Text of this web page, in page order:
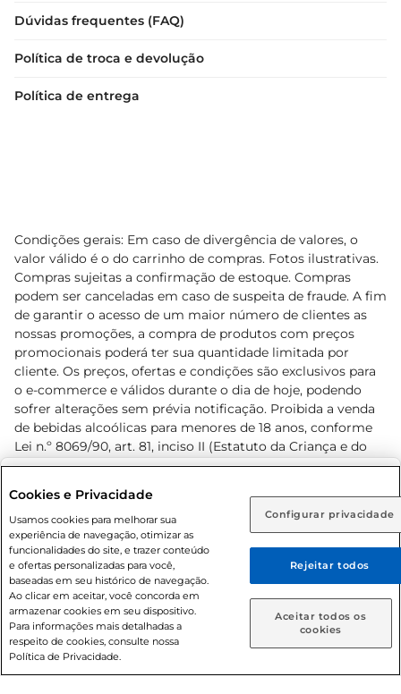
Rio de Janeiro (RJ) Goiás (GO)
Ou
Caso queira comprar online, informe como deseja receber
suas compras:
Entrega em casa Retire em Loja
Dúvidas frequentes (FAQ)
Política de troca e devolução
Política de entrega
Condições gerais: Em caso de divergência de valores, o
valor válido é o do carrinho de compras. Fotos ilustrativas.
Compras sujeitas a confirmação de estoque. Compras
podem ser canceladas em caso de suspeita de fraude. A fim
de garantir o acesso de um maior número de clientes as
nossas promoções, a compra de produtos com preços
promocionais poderá ter sua quantidade limitada por
cliente. Os preços, ofertas e condições são exclusivos para
o e-commerce e válidos durante o dia de hoje, podendo
sofrer alterações sem prévia notificação. Proibida a venda
de bebidas alcoólicas para menores de 18 anos, conforme
Lei n.º 8069/90, art. 81, inciso II (Estatuto da Criança e do
Adolescente). Preços e condições exclusivos para o
prévio. O valor mínimo para as compras on-line é de R$
80,00.
© 2026 Copyright. Todos os direitos
reservados Prezunic.
Cookies e Privacidade
Usamos cookies para melhorar sua
experiência de navegação, otimizar as
funcionalidades do site, e trazer conteúdo
e ofertas personalizadas para você,
baseadas em seu histórico de navegação.
Ao clicar em aceitar, você concorda em
armazenar cookies em seu dispositivo.
Para informações mais detalhadas a
respeito de cookies, consulte nossa
Política de Privacidade.
Configurar privacidade
Rejeitar todos
Aceitar todos os
cookies